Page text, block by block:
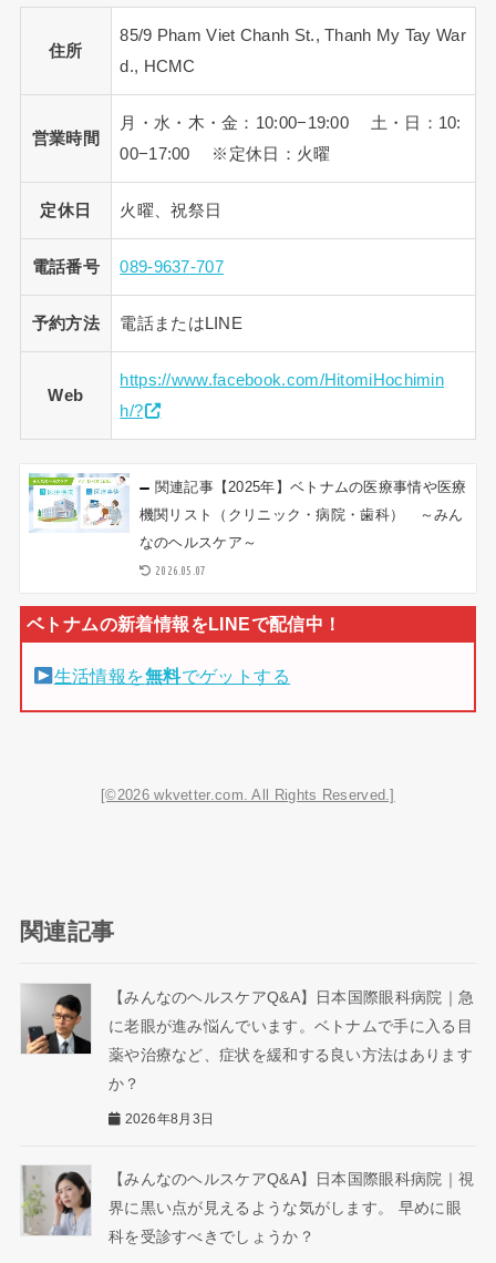
住所
85/9 Pham Viet Chanh St., Thanh My Tay War
d., HCMC
営業時間
月・水・木・金：10:00−19:00 土・日：10:
00−17:00 ※定休日：火曜
定休日 火曜、祝祭日
電話番号 089-9637-707
予約方法 電話またはLINE
Web
https://www.facebook.com/HitomiHochimin
h/?
関連記事【2025年】ベトナムの医療事情や医療
機関リスト（クリニック・病院・歯科） ～みん
なのヘルスケア～
2026.05.07
生活情報を無料でゲットする
[©2026 wkvetter.com. All Rights Reserved.]
関連記事
【みんなのヘルスケアQ&A】日本国際眼科病院｜急
に老眼が進み悩んでいます。ベトナムで手に入る目
薬や治療など、症状を緩和する良い方法はあります
か？
2026年8月3日
【みんなのヘルスケアQ&A】日本国際眼科病院｜視
界に黒い点が見えるような気がします。 早めに眼
科を受診すべきでしょうか？